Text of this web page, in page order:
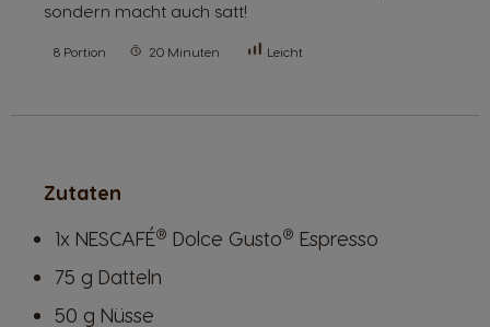
sondern macht auch satt!
8 Portion 20 Minuten Leicht
Zutaten
1x NESCAFÉ® Dolce Gusto® Espresso
75 g Datteln
50 g Nüsse